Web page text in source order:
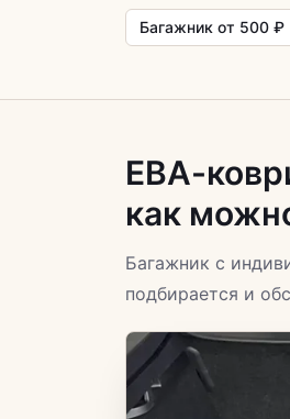
Багажник от 500 ₽
ЕВА-
как
Багажник с
подбирается и